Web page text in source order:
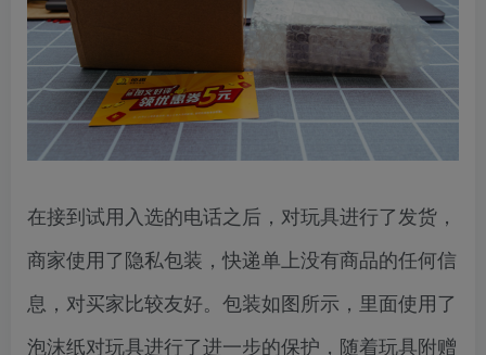
在接到试用入选的电话之后，对玩具进行了发货，
商家使用了隐私包装，快递单上没有商品的任何信
息，对买家比较友好。包装如图所示，里面使用了
泡沫纸对玩具进行了进一步的保护，随着玩具附赠